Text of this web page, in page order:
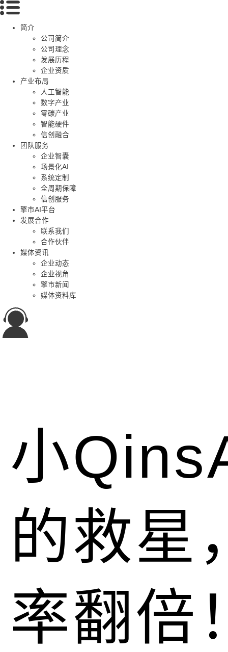
简介
公司简介
公司理念
发展历程
企业资质
产业布局
人工智能
数字产业
零碳产业
智能硬件
信创融合
团队服务
企业智囊
场景化AI
系统定制
全周期保障
信创服务
擎市AI平台
发展合作
联系我们
合作伙伴
媒体资讯
企业动态
企业视角
擎市新闻
媒体资料库
小
的救星
率翻倍